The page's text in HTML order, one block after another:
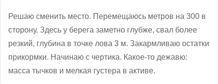
Решаю сменить место. Перемещаюсь метров на 300 в
сторону. Здесь у берега заметно глубже, свал более
резкий, глубина в точке лова 3 м. Закармливаю остатки
прикормки. Начинаю с чертика. Какое-то дежавю:
масса тычков и мелкая густера в активе.